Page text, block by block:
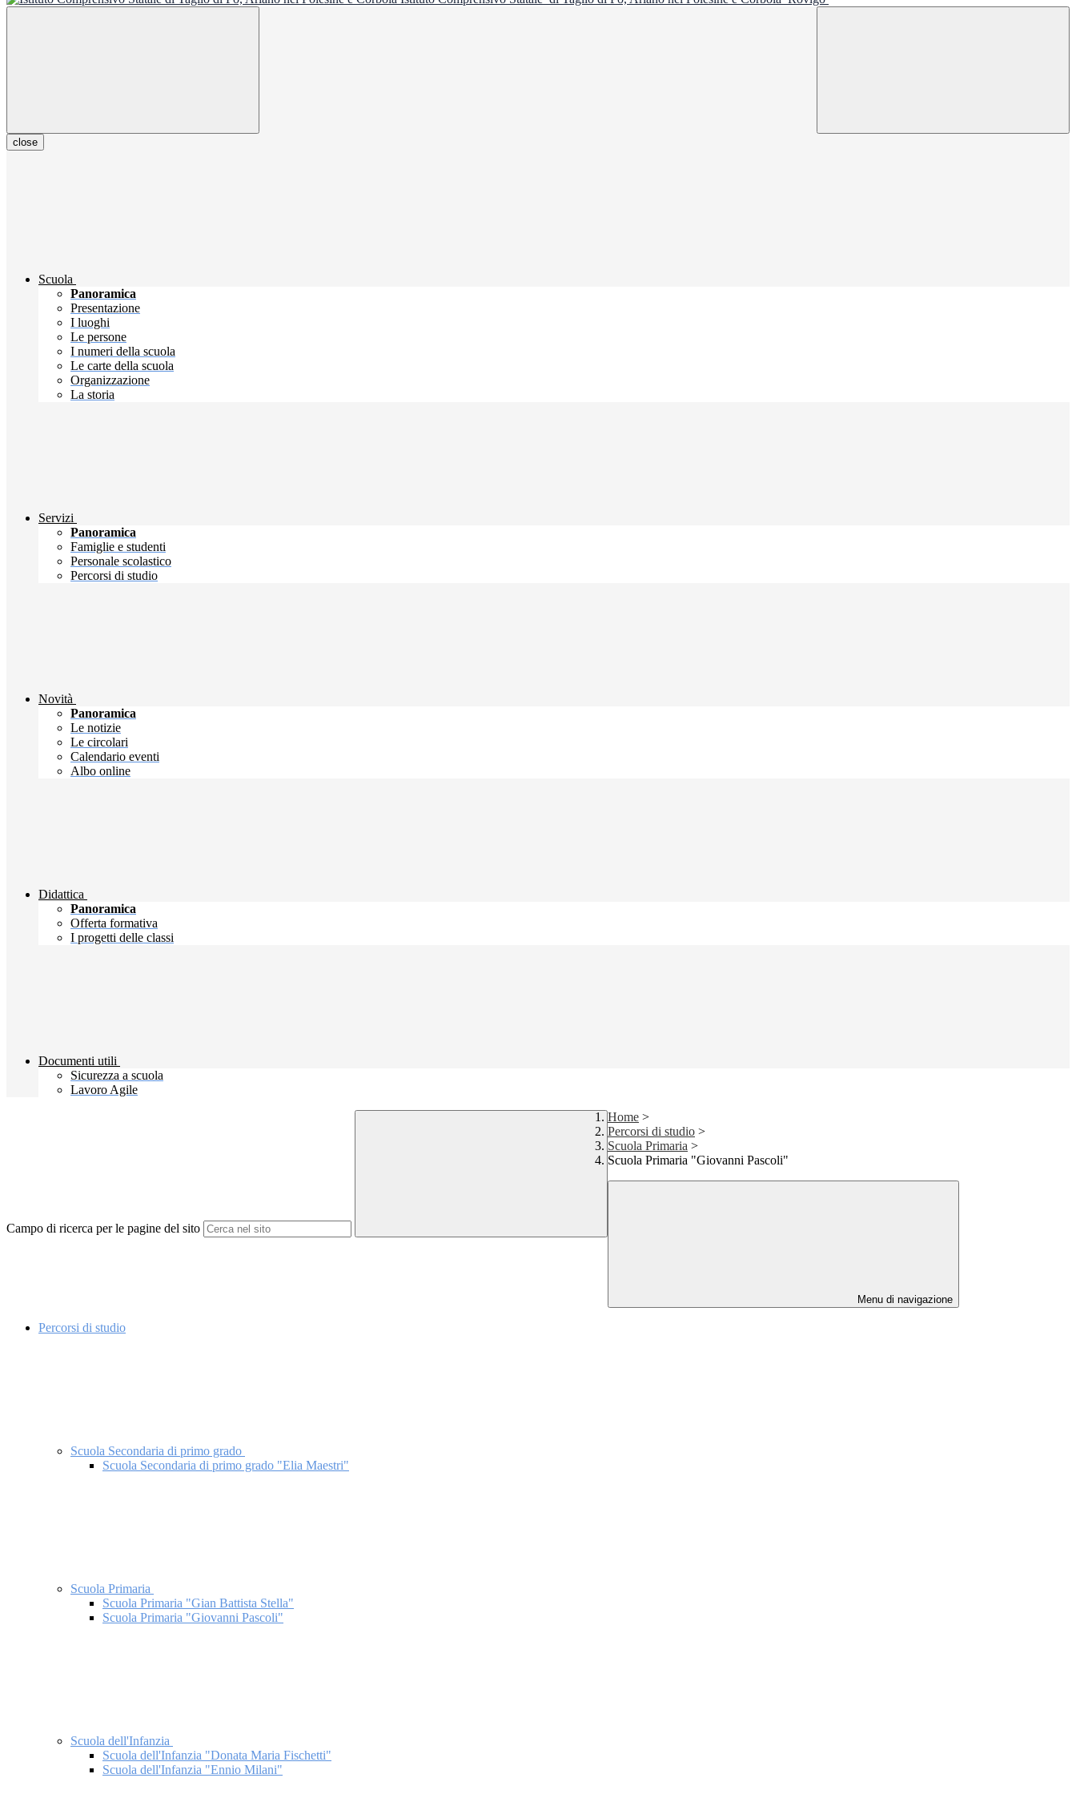
close
Scuola
Panoramica
Presentazione
I luoghi
Le persone
I numeri della scuola
Le carte della scuola
Organizzazione
La storia
Servizi
Panoramica
Famiglie e studenti
Personale scolastico
Percorsi di studio
Novità
Panoramica
Le notizie
Le circolari
Calendario eventi
Albo online
Didattica
Panoramica
Offerta formativa
I progetti delle classi
Documenti utili
Sicurezza a scuola
Lavoro Agile
Campo di ricerca per le pagine del sito
Home >
Percorsi di studio >
Scuola Primaria >
Scuola Primaria "Giovanni Pascoli"
Menu di navigazione
Percorsi di studio
Scuola Secondaria di primo grado
Scuola Secondaria di primo grado "Elia Maestri"
Scuola Primaria
Scuola Primaria "Gian Battista Stella"
Scuola Primaria "Giovanni Pascoli"
Scuola dell'Infanzia
Scuola dell'Infanzia "Donata Maria Fischetti"
Scuola dell'Infanzia "Ennio Milani"